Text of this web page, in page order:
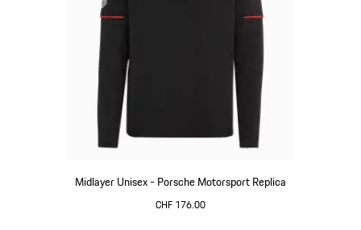
Midlayer Unisex - Porsche Motorsport Replica
CHF 176.00